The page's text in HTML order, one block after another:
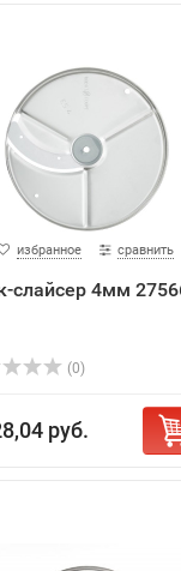
избранное сравнить
слайсер 4мм
(0)
руб.